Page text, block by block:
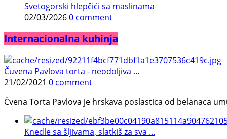
Svetogorski hlepčići sa maslinama
02/03/20260 comment
Internacionalna kuhinja
Čuvena Pavlova torta - neodoljiva ...
21/02/2021 0 comment
Čvena Torta Pavlova je hrskava poslastica od belanaca
Knedle sa šljivama, slatkiš za sva ...